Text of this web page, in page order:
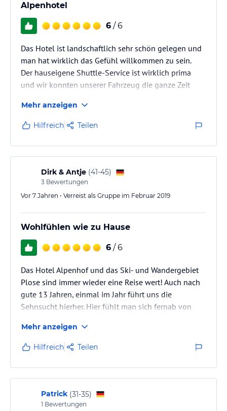
Alpenhotel
6 / 6
Das Hotel ist landschaftlich sehr schön gelegen und
man hat wirklich das Gefühl willkommen zu sein.
Der hauseigene Shuttle-Service ist wirklich prima
und wir konnten unserer Fahrzeug die ganze Zeit
Mehr anzeigen
Hilfreich Teilen
Dirk & Antje (41-45)
3 Bewertungen
Vor 7 Jahren • Verreist als Gruppe im Februar 2019
Wohlfühlen wie zu Hause
6 / 6
Das Hotel Alpenhof und das Ski- und Wandergebiet
Plose sind immer wieder eine Reise wert! Auch nach
gute 13 Jahren, einmal im Jahr führt uns die
Sehnsucht hierher. Hier fühlt man sich fernab von
aufgehoben. Immer wieder gern kehren wir bei
Familie G. ein, ob mit einer größeren Skitruppe oder
als Familie mit Hund. Ein herzlicher Empfang und
eine entspannte Zeit sind uns sicher.
Mehr anzeigen
Hilfreich Teilen
Patrick (31-35)
1 Bewertungen